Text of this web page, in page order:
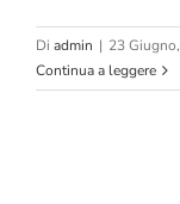
Di admin | 23
Continua a leggere